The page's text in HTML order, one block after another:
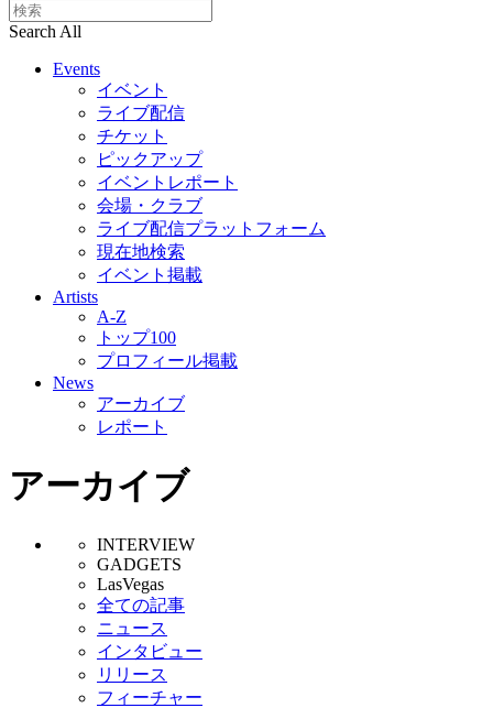
Search All
Events
イベント
ライブ配信
チケット
ピックアップ
イベントレポート
会場・クラブ
ライブ配信プラットフォーム
現在地検索
イベント掲載
Artists
A-Z
トップ100
プロフィール掲載
News
アーカイブ
レポート
アーカイブ
INTERVIEW
GADGETS
LasVegas
全ての記事
ニュース
インタビュー
リリース
フィーチャー